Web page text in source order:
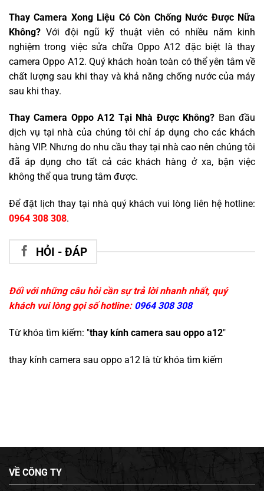
Thay Camera Xong Liệu Có Còn Chống Nước Được Nữa
Không? Với đội ngũ kỹ thuật viên có nhiều năm kinh
nghiệm trong việc sửa chữa Oppo A12 đặc biệt là thay
camera Oppo A12. Quý khách hoàn toàn có thể yên tâm về
chất lượng sau khi thay và khả năng chống nước của máy
sau khi thay.
Thay Camera Oppo A12 Tại Nhà Được Không? Ban đầu
dịch vụ tại nhà của chúng tôi chỉ áp dụng cho các khách
hàng VIP. Nhưng do nhu cầu thay tại nhà cao nên chúng tôi
đã áp dụng cho tất cả các khách hàng ở xa, bận việc
không thể qua trung tâm được.
Để đặt lịch thay tại nhà quý khách vui lòng liên hệ hotline:
0964 308 308.
HỎI - ĐÁP
Đối với những câu hỏi cần sự trả lời nhanh nhất, quý
khách vui lòng gọi số hotline: 0964 308 308
Từ khóa tìm kiếm: "thay kính camera sau oppo a12"
thay kính camera sau oppo a12 là từ khóa tìm kiếm
VỀ CÔNG TY